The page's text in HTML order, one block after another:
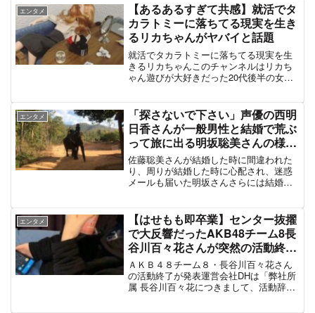
エンタメ
【あるあるすぎて共感】就活でタ
カラトミーに落ちてる現実を生き
るリカちゃんがヤバイと話題
就活でタカラトミーに落ちてる現実を生
きるリカちゃんこのチャンネルはリカち
ゃん遊びが大好きだった20代後半の女が
していくちょっとヤバめなチャンネルで
す。ちなみに...
エンタメ
「探さないで下さい」声優の西明
日香さんが一般男性と結婚で荒ぶ
って旅に出る明坂聡美さんの様子
#西明日香
佐藤聡美さんが結婚した時に間違われた
り、周りが結婚した時に心配され、迷惑
メールも届いた明坂さんさらには結婚し
が2021年4月1日に一般男性と結婚を発表
声優の明坂聡美さん...
エンタメ
【はせもも即卒業】センター抜擢
で大反響だったAKB48チーム8長
谷川百々花さんが突然の活動終
了、解雇された元メンバーが逆恨
みで未成年飲酒の画像流出か #は
せもも #長谷川百々花
ＡＫＢ４８チーム８・長谷川百々花さん
の活動終了が発表運営会社DHは「弊社所
属 長谷川百々花につきまして、活動辞退